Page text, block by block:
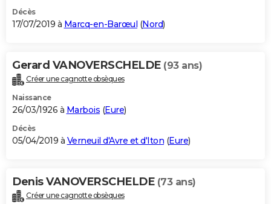
Décès
17/07/2019 à Marcq-en-Barœul (Nord)
Gerard VANOVERSCHELDE (93 ans)
Créer une cagnotte obsèques
Naissance
26/03/1926 à Marbois (Eure)
Décès
05/04/2019 à Verneuil d'Avre et d'Iton (Eure)
Denis VANOVERSCHELDE (73 ans)
Créer une cagnotte obsèques